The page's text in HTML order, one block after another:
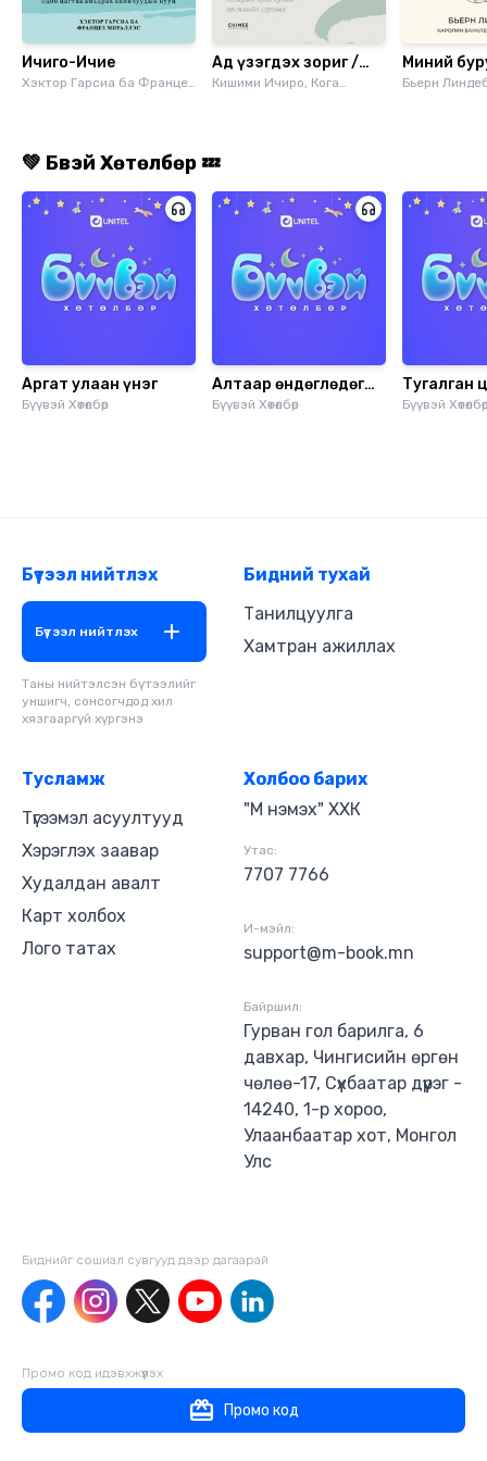
Ичиго-Ичие
Хэктор Гарсиа ба Францез
Ад үзэгдэх зориг /
хувилбар 1/
Кишими Ичиро, Кога
Миний
магадгүй
Бьерн
💚 Бүүвэй Хөтөлбөр 💤
Аргат улаан үнэг
Бүүвэй Хөтөлбөр
Алтаар өндөглөдөг
галуу
Бүүвэй Хөтөлбөр
Тугалган
Бүүвэй
Бүтээл нийтлэх
Бүтээл нийтлэх
Таны нийтэлсэн бүтээлийг
уншигч, сонсогчдод хил
хязгааргүй хүргэнэ
Бидний тухай
Танилцуулга
Хамтран ажиллах
Тусламж
Түгээмэл асуултууд
Хэрэглэх заавар
Худалдан авалт
Карт холбох
Лого татах
Холбоо барих
"М нэмэх" ХХК
Утас:
7707 7766
И-мэйл:
support@m-book.mn
Байршил:
Гурван гол барилга, 6
давхар, Чингисийн өргөн
чөлөө-17, Сүхбаатар дүүрэг -
14240, 1-р хороо,
Улаанбаатар хот, Монгол
Улс
Биднийг сошиал сувгууд дээр дагаaрай
Промо код идэвхжүүлэх
Промо код